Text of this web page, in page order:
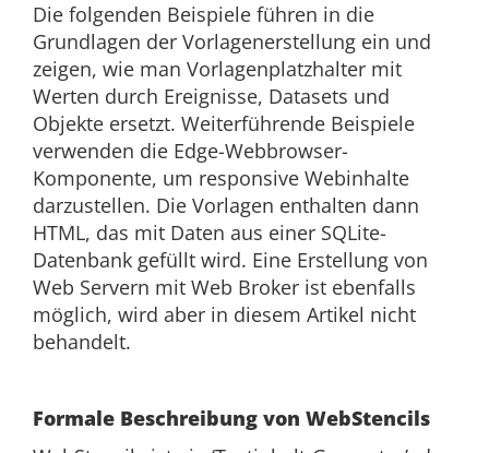
Die folgenden Beispiele führen in die
Grundlagen der Vorlagenerstellung ein und
zeigen, wie man Vorlagenplatzhalter mit
Werten durch Ereignisse, Datasets und
Objekte ersetzt. Weiterführende Beispiele
verwenden die Edge-Webbrowser-
Komponente, um responsive Webinhalte
darzustellen. Die Vorlagen enthalten dann
HTML, das mit Daten aus einer SQLite-
Datenbank gefüllt wird. Eine Erstellung von
Web Servern mit Web Broker ist ebenfalls
möglich, wird aber in diesem Artikel nicht
behandelt.
Formale Beschreibung von WebStencils